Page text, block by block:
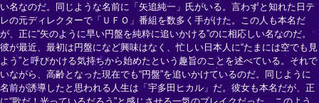
い名なのだ。同じような名前に「矢追純一」氏がいる。言わずと知れた日テ
レの元ディレクターで「ＵＦＯ」番組を数多く手がけた。この人も本名だ
が、正に“矢のように早い円盤を純粋に追いかける”のに相応しい名なのだ。
彼が最近、最初は円盤になど興味はなく、忙しい日本人に“たまには空でも見
よう”と呼びかける気持ちから始めたという趣旨のことを述べている。それで
いながら、高齢となった現在でも“円盤”を追いかけているのだ。同じように
名前が誘導したと思われる人生は「宇多田ヒカル」だ。彼女も本名だが、正